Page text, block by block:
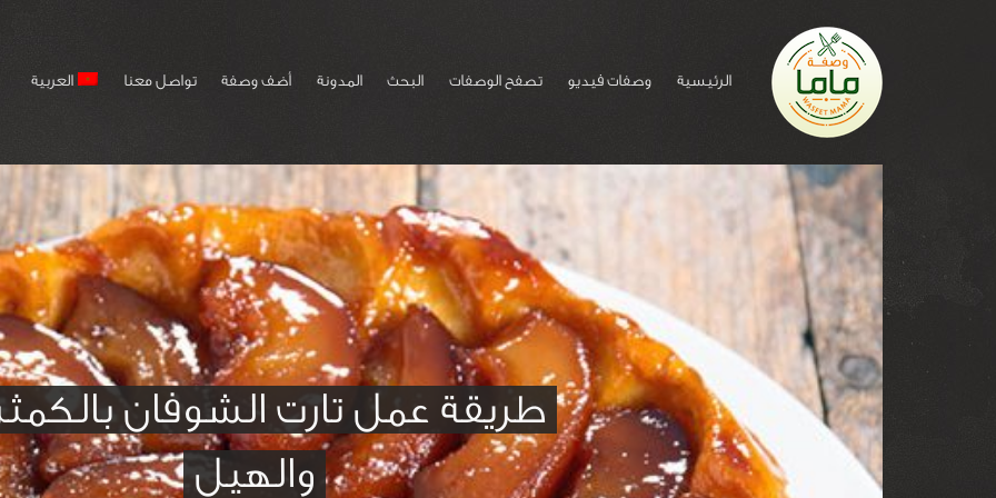
الرئيسية وصفات فيديو تصفح الوصفات البحث المدونة أضف وصفة تواصل معنا العربية
طريقة عمل تارت الشوفان
والهيل